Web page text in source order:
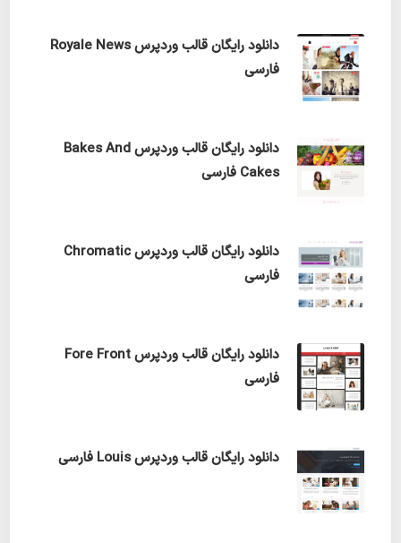
دانلود رایگان قالب وردپرس Royale News
فارسی
دانلود رایگان قالب وردپرس Bakes And
Cakes فارسی
دانلود رایگان قالب وردپرس Chromatic
فارسی
دانلود رایگان قالب وردپرس Fore Front
فارسی
دانلود رایگان قالب وردپرس Louis فارسی